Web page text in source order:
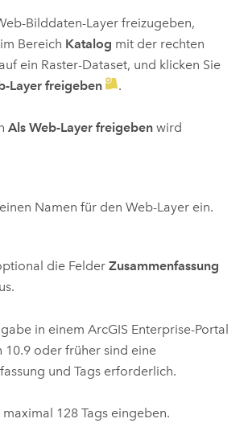
Bilddaten-Layer freizugeben,
Bereich Katalog mit der rechten
ein Raster-Dataset, und klicken Sie
Layer freigeben .
Als Web-Layer freigebenwird
Namen für den Web-Layer ein.
die Felder Zusammenfassung
in einem ArcGIS Enterprise-Portal
10.9oder früher sind eine
und Tags erforderlich.
maximal 128 Tags eingeben.